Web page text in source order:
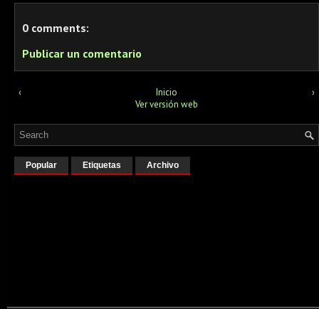
0 comments:
Publicar un comentario
‹ ›
Inicio
Ver versión web
Popular Etiquetas Archivo